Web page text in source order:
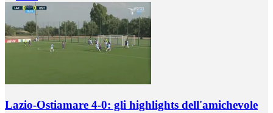
Lazio-Ostiamare 4-0: gli highlights dell'amichevole